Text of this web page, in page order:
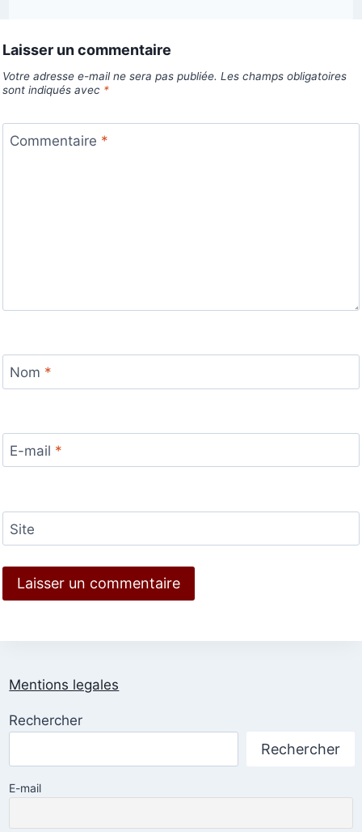
Laisser un commentaire
Votre adresse e-mail ne sera pas publiée. Les champs obligatoires
sont indiqués avec *
Commentaire *
Nom *
E-mail *
Site
Mentions legales
Rechercher
Rechercher
E-mail